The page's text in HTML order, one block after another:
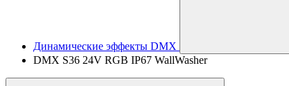
Динамические эффекты DMX
DMX S36 24V RGB IP67 WallWasher